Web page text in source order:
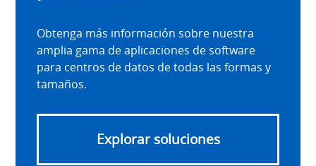
Obtenga más información sobre nuestra
amplia gama de aplicaciones de software
para centros de datos de todas las formas y
tamaños.
Explorar soluciones